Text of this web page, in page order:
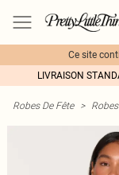
Ce site
LIVRAISON
Robes De Fête >